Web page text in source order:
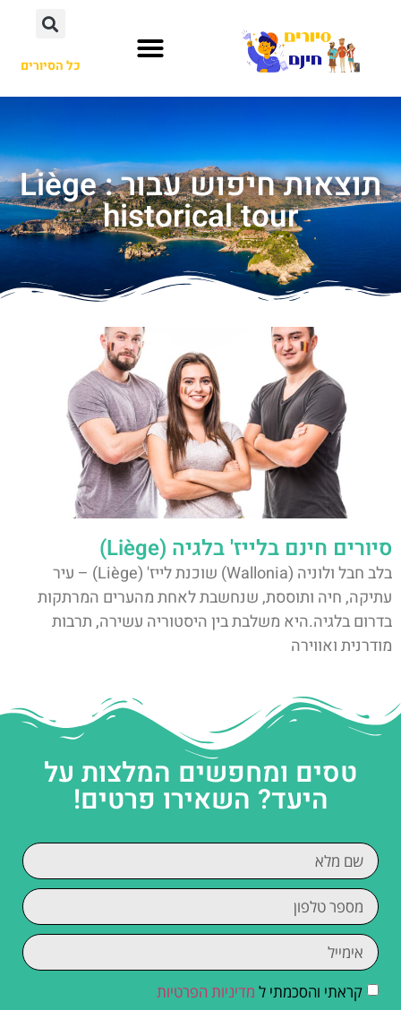
כל הסיורים
תוצאות חיפוש עבור : Liège
historical tour
סיורים חינם בלייז' בלגיה (Liège)
בלב חבל ולוניה (Wallonia) שוכנת לייז' (Liège) – עיר
עתיקה, חיה ותוססת, שנחשבת לאחת מהערים המרתקות
בדרום בלגיה.היא משלבת בין היסטוריה עשירה, תרבות
מודרנית ואווירה
טסים ומחפשים המלצות על
היעד? השאירו פרטים!
קראתי והסכמתי ל מדיניות הפרטיות